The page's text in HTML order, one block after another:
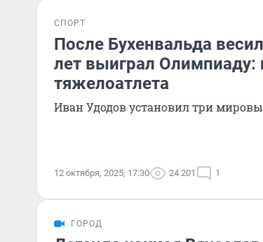
СПОРТ
После Бухенвальда
лет выиграл Олимпиаду:
тяжелоатлета
Иван Удодов установил три
12 октября, 2025, 17:30 24 201 1
ГОРОД